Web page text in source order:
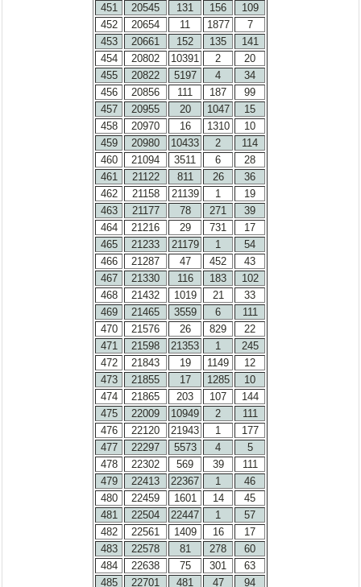
451
20545 131 156
109
452
20654 11 1877
7
453
20661 152 135
141
454
20802 10391 2
20
455
20822 5197 4
34
456
20856 111 187
99
457
20955 20 1047
15
458
20970 16 1310
10
459
20980 10433 2
114
460
21094 3511 6
28
461
21122 811 26
36
462
21158 21139 1
19
463
21177 78 271
39
464
21216 29 731
17
465
21233 21179 1
54
466
21287 47 452
43
467
21330 116 183
102
468
21432 1019 21
33
469
21465 3559 6
111
470
21576 26 829
22
471
21598 21353 1
245
472
21843 19 1149
12
473
21855 17 1285
10
474
21865 203 107
144
475
22009 10949 2
111
476
22120 21943 1
177
477
22297 5573 4
5
478
22302 569 39
111
479
22413 22367 1
46
480
22459 1601 14
45
481
22504 22447 1
57
482
22561 1409 16
17
483
22578 81 278
60
484
22638 75 301
63
485
22701 481 47 94